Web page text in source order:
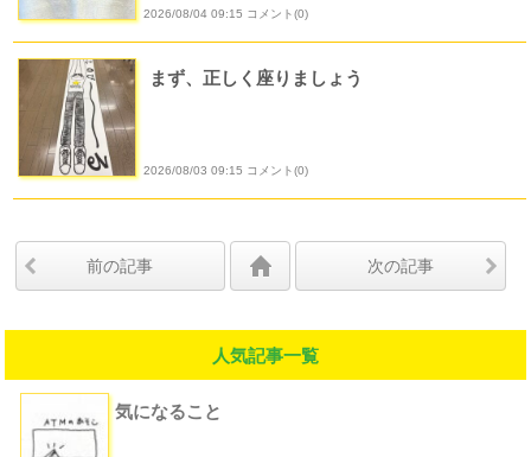
2026/08/04 09:15 コメント(0)
まず、正しく座りましょう
2026/08/03 09:15 コメント(0)
前の記事 次の記事
人気記事一覧
気になること